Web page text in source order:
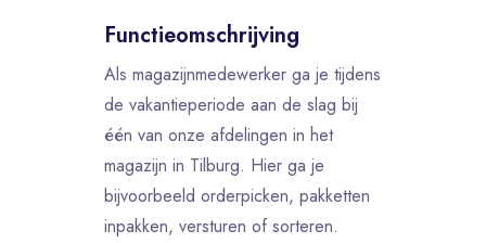
Functieomschrijving
Als magazijnmedewerker ga je tijdens
de vakantieperiode aan de slag bij
één van onze afdelingen in het
magazijn in Tilburg. Hier ga je
bijvoorbeeld orderpicken, pakketten
inpakken, versturen of sorteren.